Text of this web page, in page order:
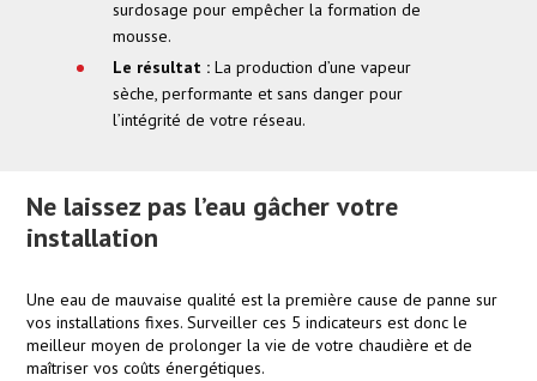
surdosage pour empêcher la formation de
mousse.
Le résultat : La production d’une vapeur
sèche, performante et sans danger pour
l’intégrité de votre réseau.
Ne laissez pas l’eau gâcher votre
installation
Une eau de mauvaise qualité est la première cause de panne sur
vos installations fixes. Surveiller ces 5 indicateurs est donc le
meilleur moyen de prolonger la vie de votre chaudière et de
maîtriser vos coûts énergétiques.